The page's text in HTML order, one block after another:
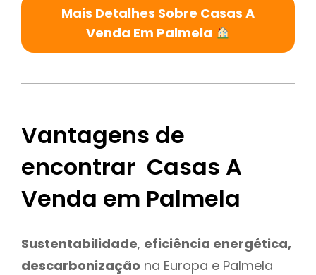
Mais Detalhes Sobre Casas A
Venda Em Palmela
Vantagens de
encontrar Casas A
Venda em Palmela
Sustentabilidade, eficiência energética,
descarbonização na Europa e Palmela